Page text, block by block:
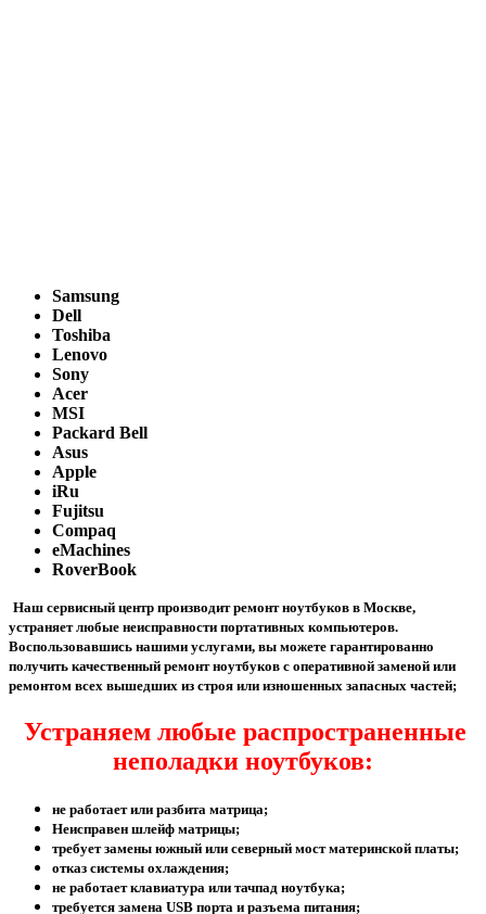
Samsung
Dell
Toshiba
Lenovo
Sony
Acer
MSI
Packard Bell
Asus
Apple
iRu
Fujitsu
Compaq
eMachines
RoverBook
Наш сервисный центр производит ремонт ноутбуков в Москве,
устраняет любые неисправности портативных компьютеров.
Воспользовавшись нашими услугами, вы можете гарантированно
получить качественный ремонт ноутбуков с оперативной заменой или
ремонтом всех вышедших из строя или изношенных запасных частей;
Устраняем любые распространенные
неполадки ноутбуков:
не работает или разбита матрица;
Неисправен шлейф матрицы;
требует замены южный или северный мост материнской платы;
отказ системы охлаждения;
не работает клавиатура или тачпад ноутбука;
требуется замена USB порта и разъема питания;